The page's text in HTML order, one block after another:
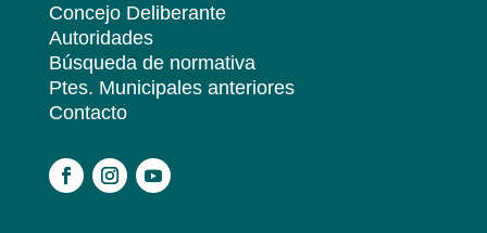
Concejo Deliberante
Autoridades
Búsqueda de normativa
Ptes. Municipales anteriores
Contacto